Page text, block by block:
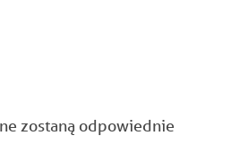
zostaną odpowiednie